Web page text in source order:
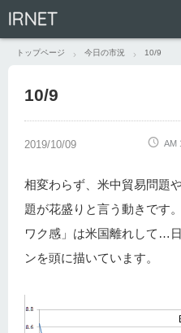
IRNET
トップページ 今日の市況 10/9
10/9
AM
相変わらず、米中貿易問題
題が花盛りと言う動きです
ワク感」は米国離れして…
ンを頭に描いています。